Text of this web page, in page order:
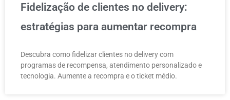
Fidelização de clientes no delivery:
estratégias para aumentar recompra
Descubra como fidelizar clientes no delivery com
programas de recompensa, atendimento personalizado e
tecnologia. Aumente a recompra e o ticket médio.